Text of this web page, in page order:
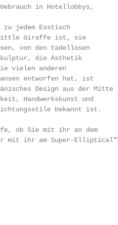
in Hotellobbys,
zu jedem Esstisch
Little Giraffe ist, sie
von den tadellosen
Skulptur, die Ästhetik
die vielen anderen
Hansen entworfen hat,
Design aus der
Handwerkskunst und
bekannt
ob Sie mit ihr an dem
mit ihr am Super-